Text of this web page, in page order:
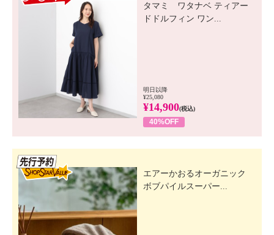
タマミ ワタナベ ティアー
ドドルフィン ワン...
明日以降
¥25,080
¥14,900(税込)
40%OFF
エアーかおるオーガニック
ボブパイルスーパー...